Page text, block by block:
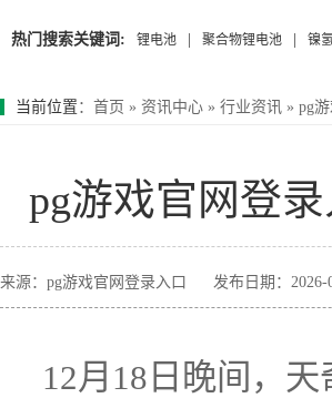
热门搜索关键词: 锂电池 聚合物锂电池 镍
当前位置 ： 首页 » 资讯中心 » 行业资讯 » pg
pg游戏官网登
来源：pg游戏官网登录入口 发布日期：2026-
12月18日晚间，